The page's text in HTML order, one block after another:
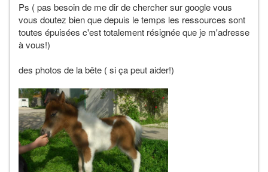
Ps ( pas besoin de me dir de chercher sur google vous
vous doutez bien que depuis le temps les ressources sont
toutes épuisées c'est totalement résignée que je m'adresse
à vous!)
des photos de la bête ( si ça peut aider!)